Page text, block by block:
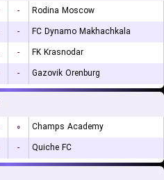
-
Rodina Moscow
-
FC Dynamo Makhachkala
-
FK Krasnodar
- Gazovik Orenburg
۰
Champs Academy
- Quiche FC